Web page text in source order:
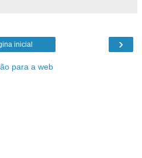
›
inicial
para a web